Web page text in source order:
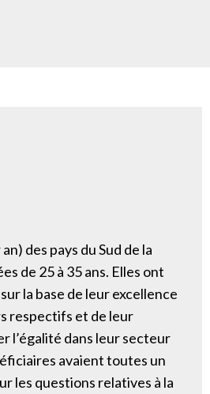
des pays du Sud de la
de 25 à 35 ans. Elles ont
la base de leur excellence
respectifs et de leur
l’égalité dans leur secteur
avaient toutes un
les questions relatives à la